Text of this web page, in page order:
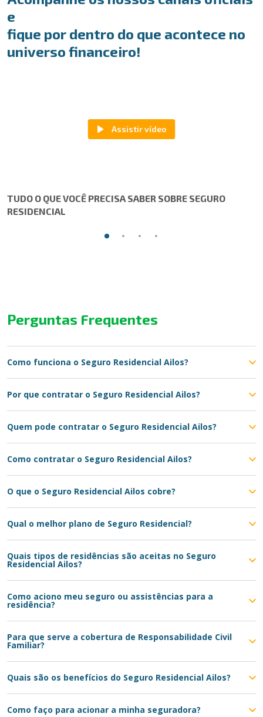
e
fique por dentro do que acontece no
universo financeiro!
TUDO O QUE VOCÊ PRECISA SABER SOBRE SEGURO
RESIDENCIAL
Perguntas Frequentes
Como funciona o Seguro Residencial Ailos?
Por que contratar o Seguro Residencial Ailos?
Quem pode contratar o Seguro Residencial Ailos?
Como contratar o Seguro Residencial Ailos?
O que o Seguro Residencial Ailos cobre?
Qual o melhor plano de Seguro Residencial?
Quais tipos de residências são aceitas no Seguro
Residencial Ailos?
Como aciono meu seguro ou assistências para a
residência?
Para que serve a cobertura de Responsabilidade Civil
Familiar?
Quais são os benefícios do Seguro Residencial Ailos?
Como faço para acionar a minha seguradora?